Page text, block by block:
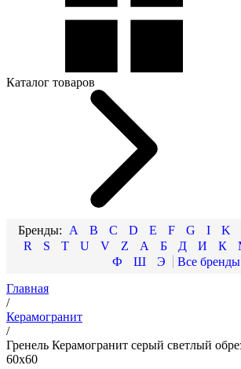
Каталог товаров
A B C D E F G I K
R
S T U V Z А Б Д И К
Ф
Ш
Э
Главная
/
Керамогранит
/
Гренель Керамогранит серый светлый
60х60